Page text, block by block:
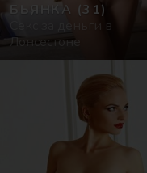
БЬЯНКА (31)
Cекс за деньги в
Лонсестоне